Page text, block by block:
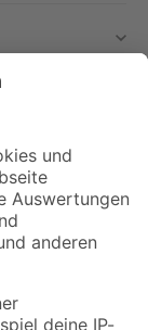
verpassen!